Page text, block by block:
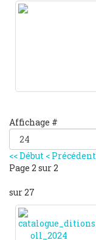
Affichage #
<<Début < Précédent
Page 2 sur 2
sur 27